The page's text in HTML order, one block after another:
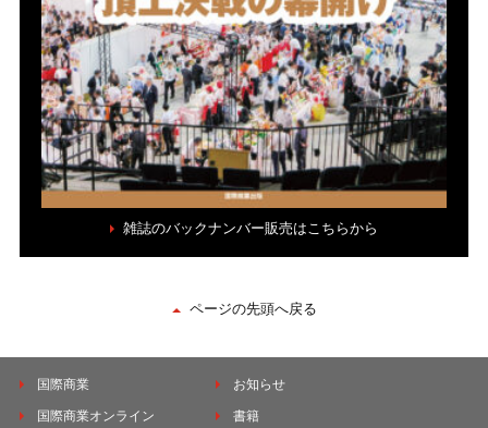
雑誌のバックナンバー販売はこちらから
ページの先頭へ戻る
国際商業
国際商業オンライン
お知らせ
書籍